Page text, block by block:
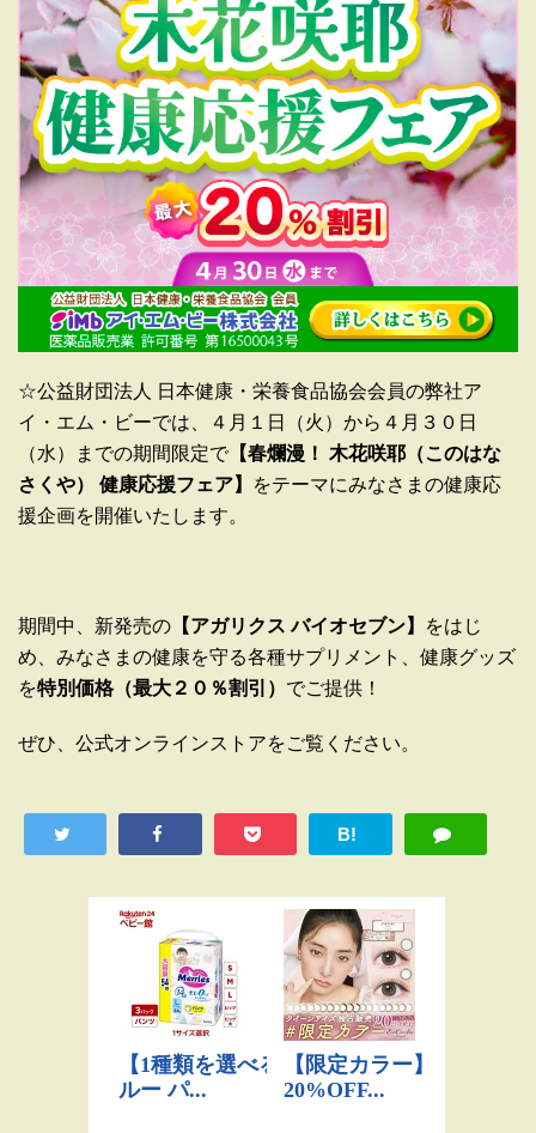
☆公益財団法人 日本健康・栄養食品協会会員の弊社ア
イ・エム・ビーでは、４月１日（火）から４月３０日
（水）までの期間限定で【春爛漫！ 木花咲耶（このはな
さくや） 健康応援フェア】
をテーマにみなさまの健康応
援企画を開催いたします。
期間中、新発売の 【アガリクス バイオセブン】
をはじ
め、みなさまの健康を守る各種サプリメント、健康グッズ
を特別価格（最大２０％割引） でご提供！
ぜひ、公式オンラインストアをご覧ください。
B!